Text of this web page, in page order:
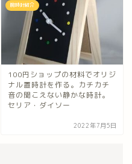
腕時計紹介
100円ショップの材料でオリジ
ナル置時計を作る。カチカチ
音の聞こえない静かな時計。
セリア・ダイソー
2022年7月5日